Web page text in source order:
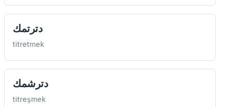
دترتمك
titretmek
دترشمك
titreşmek